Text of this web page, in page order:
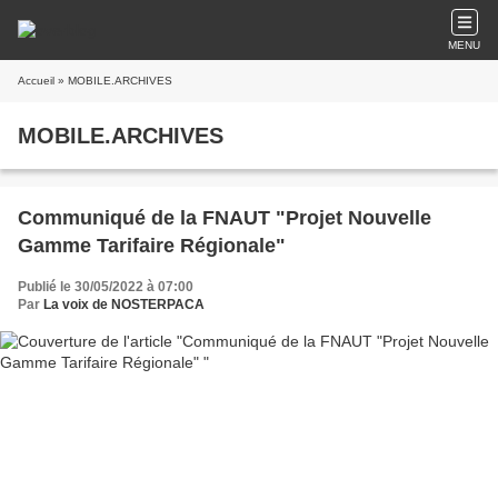
MENU
Accueil » MOBILE.ARCHIVES
MOBILE.ARCHIVES
Communiqué de la FNAUT "Projet Nouvelle
Gamme Tarifaire Régionale"
Publié le 30/05/2022 à 07:00
Par La voix de NOSTERPACA